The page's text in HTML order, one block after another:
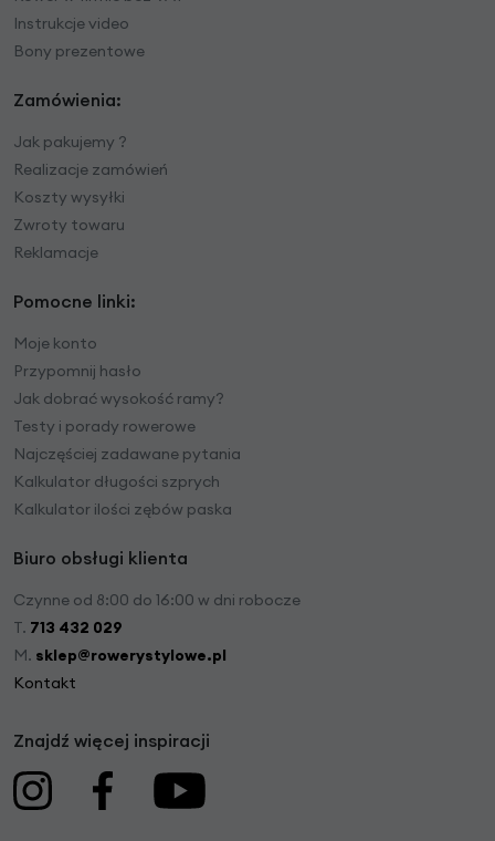
Instrukcje video
Bony prezentowe
Zamówienia:
Jak pakujemy ?
Realizacje zamówień
Koszty wysyłki
Zwroty towaru
Reklamacje
Pomocne linki:
Moje konto
Przypomnij hasło
Jak dobrać wysokość ramy?
Testy i porady rowerowe
Najczęściej zadawane pytania
Kalkulator długości szprych
Kalkulator ilości zębów paska
Biuro obsługi klienta
Czynne od 8:00 do 16:00 w dni robocze
T. 713 432 029
M. sklep@rowerystylowe.pl
Kontakt
Znajdź więcej inspiracji